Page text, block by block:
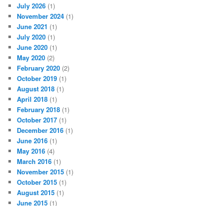
July 2026 (1)
November 2024 (1)
June 2021 (1)
July 2020 (1)
June 2020 (1)
May 2020 (2)
February 2020 (2)
October 2019 (1)
August 2018 (1)
April 2018 (1)
February 2018 (1)
October 2017 (1)
December 2016 (1)
June 2016 (1)
May 2016 (4)
March 2016 (1)
November 2015 (1)
October 2015 (1)
August 2015 (1)
June 2015 (1)